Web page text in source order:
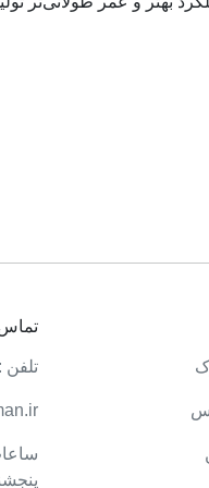
سایش و کاهش صدای
اشاره کرد:
تولید می‌کند.
تماس
تلفن : 02172016
پنجشنبه |